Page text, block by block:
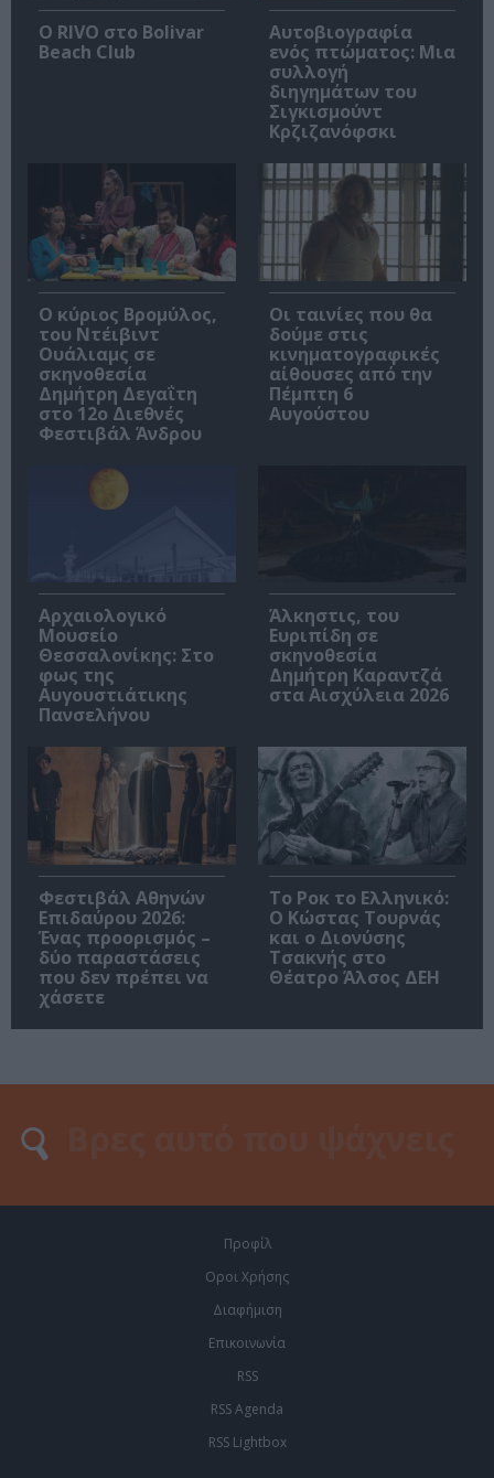
Ο RIVO στο Bolivar
Beach Club
Αυτοβιογραφία
ενός πτώματος: Μια
συλλογή
διηγημάτων του
Σιγκισμούντ
Κρζιζανόφσκι
O κύριος Βρομύλος,
του Ντέιβιντ
Ουάλιαμς σε
σκηνοθεσία
Δημήτρη Δεγαΐτη
στο 12ο Διεθνές
Φεστιβάλ Άνδρου
Οι ταινίες που θα
δούμε στις
κινηματογραφικές
αίθουσες από την
Πέμπτη 6
Αυγούστου
Αρχαιολογικό
Μουσείο
Θεσσαλονίκης: Στο
φως της
Αυγουστιάτικης
Πανσελήνου
Άλκηστις, του
Ευριπίδη σε
σκηνοθεσία
Δημήτρη Καραντζά
στα Αισχύλεια 2026
Φεστιβάλ Αθηνών
Επιδαύρου 2026:
Ένας προορισμός –
δύο παραστάσεις
που δεν πρέπει να
χάσετε
Το Ροκ το Ελληνικό:
Ο Κώστας Τουρνάς
και ο Διονύσης
Τσακνής στο
Θέατρο Άλσος ΔΕΗ
Προφίλ
Οροι Χρήσης
Διαφήμιση
Επικοινωνία
RSS
RSS Agenda
RSS Lightbox